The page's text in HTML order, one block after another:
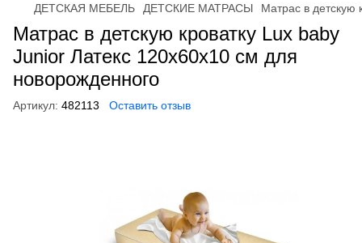
ДЕТСКАЯ МЕБЕЛЬ ДЕТСКИЕ МАТРАСЫ Матрас в детскую
Матрас в детскую кроватку Lux baby
Junior Латекс 120х60х10 см для
новорожденного
Артикул: 482113 Оставить отзыв